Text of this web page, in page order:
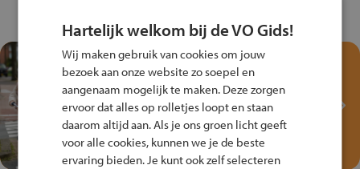
Test je kennis met het
Fiets Veilig
Verkeersspel!
Speel het Fiets Veilig Verkeersspel
en win een Cortina-fiets!
Hartelijk welkom bij de VO Gids!
Wij maken gebruik van cookies om jouw
bezoek aan onze website zo soepel en
aangenaam mogelijk te maken. Deze zorgen
ervoor dat alles op rolletjes loopt en staan
daarom altijd aan. Als je ons groen licht geeft
voor alle cookies, kunnen we je de beste
ervaring bieden. Je kunt ook zelf selecteren